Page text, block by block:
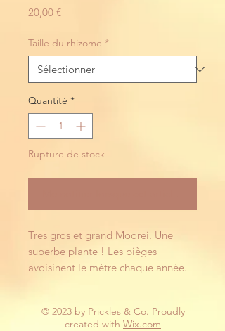
20,00 €Prix
Taille du rhizome *
Quantité *
Rupture de stock
Tres gros et grand Moorei. Une
superbe plante ! Les pièges
avoisinent le mètre chaque année.
© 2023 by Prickles & Co. Proudly
created with Wix.com